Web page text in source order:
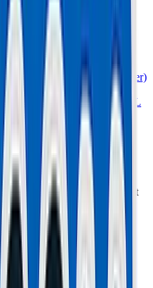
d'éclairage LED (La
ils devenus dangereux ?
et supprimer le
de fourche avant (Danger)
comme un pro
de garde-boue est VITAL
: Le Match
les deux leaders du marché.
(comme un vélo). Ninebot
une voiture ancienne).
Performance